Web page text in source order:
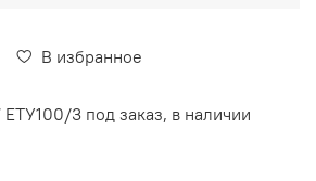
В избранное
3 под заказ, в наличии